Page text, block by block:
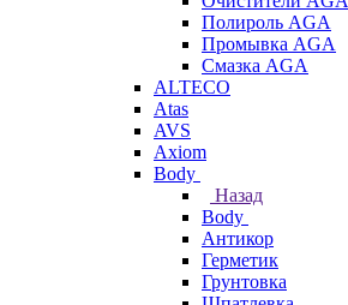
Полироль AGA
Промывка AGA
Смазка AGA
ALTECO
Atas
AVS
Axiom
Body
Назад
Body
Антикор
Герметик
Грунтовка